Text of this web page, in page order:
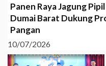
Panen Raya Jagung
Dumai Barat Dukung
Pangan
10/07/2026